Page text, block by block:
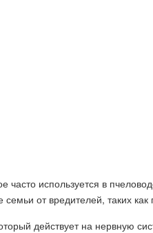
используется в
от вредителей, таких
действует на нервную